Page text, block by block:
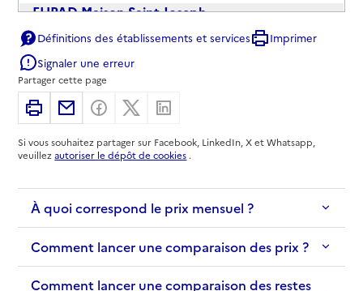
EHPAD Maison Saint-Joseph
Adresse
1 rue Saint-Joseph
51000-Châlons-en-Champagne
03 26 26 18 18
Contact
Site internet
Rapport HAS
Voir les prix et prestations
Source des données : Finess n° 510004344
Mis à jour le : 05/02/2026
EHPAD Résidence Monseigneur Bardonne
Adresse
1 rue Jean-Sébastien Bach
Définitions des établissements et services
Imprimer
Signaler une erreur
Partager cette page
ImprimerPartager par email
Partager sur Facebook
Partager sur X
Si vous souhaitez partager sur Facebook, LinkedIn, X et Whatsapp,
veuillezautoriser le dépôt de cookies .
À quoi correspond le prix mensuel ?
Comment lancer une comparaison des prix ?
Comment lancer une comparaison des restes